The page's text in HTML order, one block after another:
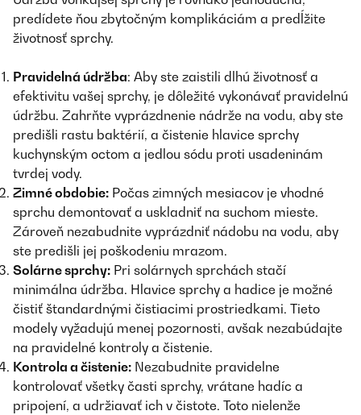
predídete ňou zbytočným komplikáciám a predĺžite
životnosť sprchy.
Pravidelná údržba: Aby ste zaistili dlhú životnosť a
efektivitu vašej sprchy, je dôležité vykonávať pravidelnú
údržbu. Zahrňte vyprázdnenie nádrže na vodu, aby ste
predišli rastu baktérií, a čistenie hlavice sprchy
kuchynským octom a jedlou sódu proti usadeninám
tvrdej vody.
Zimné obdobie: Počas zimných mesiacov je vhodné
sprchu demontovať a uskladniť na suchom mieste.
Zároveň nezabudnite vyprázdniť nádobu na vodu, aby
ste predišli jej poškodeniu mrazom.
Solárne sprchy: Pri solárnych sprchách stačí
minimálna údržba. Hlavice sprchy a hadice je možné
čistiť štandardnými čistiacimi prostriedkami. Tieto
modely vyžadujú menej pozornosti, avšak nezabúdajte
na pravidelné kontroly a čistenie.
Kontrola a čistenie: Nezabudnite pravidelne
kontrolovať všetky časti sprchy, vrátane hadíc a
pripojení, a udržiavať ich v čistote. Toto nielenže